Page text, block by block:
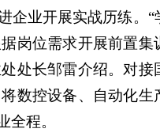
企业开展实战历练。“
岗位需求开展前置集
处长邹雷介绍。对接
数控设备、自动化生
程。